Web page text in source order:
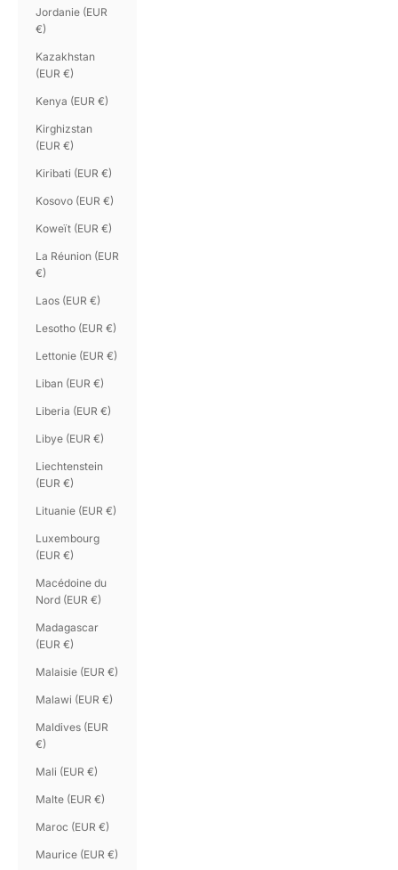
Jordanie (EUR
€)
Kazakhstan
(EUR €)
Kenya (EUR €)
Kirghizstan
(EUR €)
Kiribati (EUR €)
Kosovo (EUR €)
Koweït (EUR €)
La Réunion (EUR
€)
Laos (EUR €)
Lesotho (EUR €)
Lettonie (EUR €)
Liban (EUR €)
Liberia (EUR €)
Libye (EUR €)
Liechtenstein
(EUR €)
Lituanie (EUR €)
Luxembourg
(EUR €)
Macédoine du
Nord (EUR €)
Madagascar
(EUR €)
Malaisie (EUR €)
Malawi (EUR €)
Maldives (EUR
€)
Mali (EUR €)
Malte (EUR €)
Maroc (EUR €)
Maurice (EUR €)